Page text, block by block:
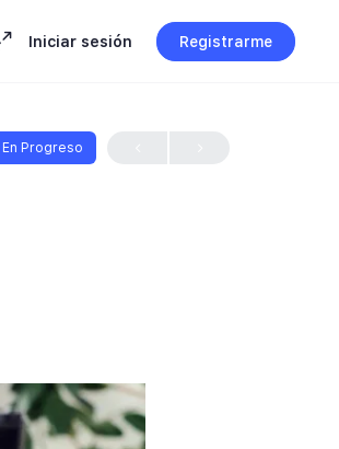
Iniciar sesión Registrarme
En Progreso